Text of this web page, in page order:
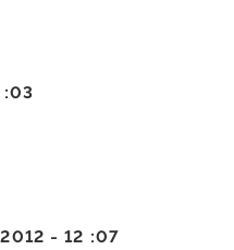
:03
2012 -12 :07